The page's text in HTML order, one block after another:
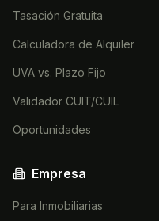
Tasación Gratuita
Calculadora de Alquiler
UVA vs. Plazo Fijo
Validador CUIT/CUIL
Oportunidades
Empresa
Para Inmobiliarias